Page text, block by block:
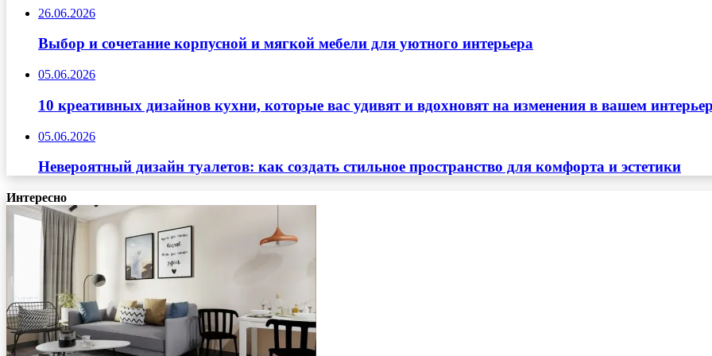
26.06.2026
Выбор и сочетание корпусной и мягкой мебели для уютного интерьера
05.06.2026
10 креативных дизайнов кухни, которые вас удивят и вдохновят на изменения в вашем
05.06.2026
Невероятный дизайн туалетов: как создать стильное пространство для комфорта и эстетики
Интересно